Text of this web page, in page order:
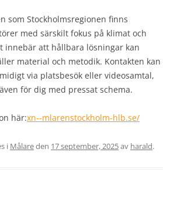
som Stockholmsregionen finns
med särskilt fokus på klimat och
innebär att hållbara lösningar kan
material och metodik. Kontakten kan
via platsbesök eller videosamtal,
för dig med pressat schema.
här:xn--mlarenstockholm-hlb.se/
i Målareden 17 september, 2025av harald.